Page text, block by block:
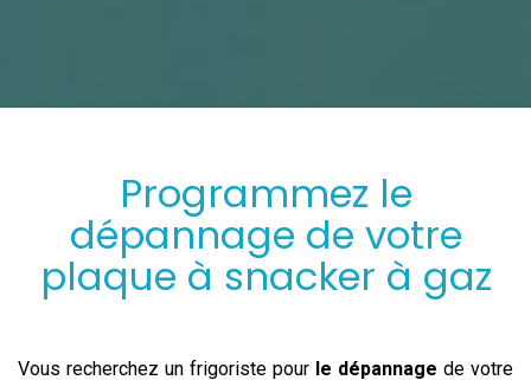
Programmez le
dépannage de votre
plaque à snacker à gaz
Vous recherchez un frigoriste pour le dépannage de votre